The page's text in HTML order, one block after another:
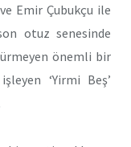
Emir Çubukçu ile
otuz senesinde
önemli bir
‘Yirmi Beş’